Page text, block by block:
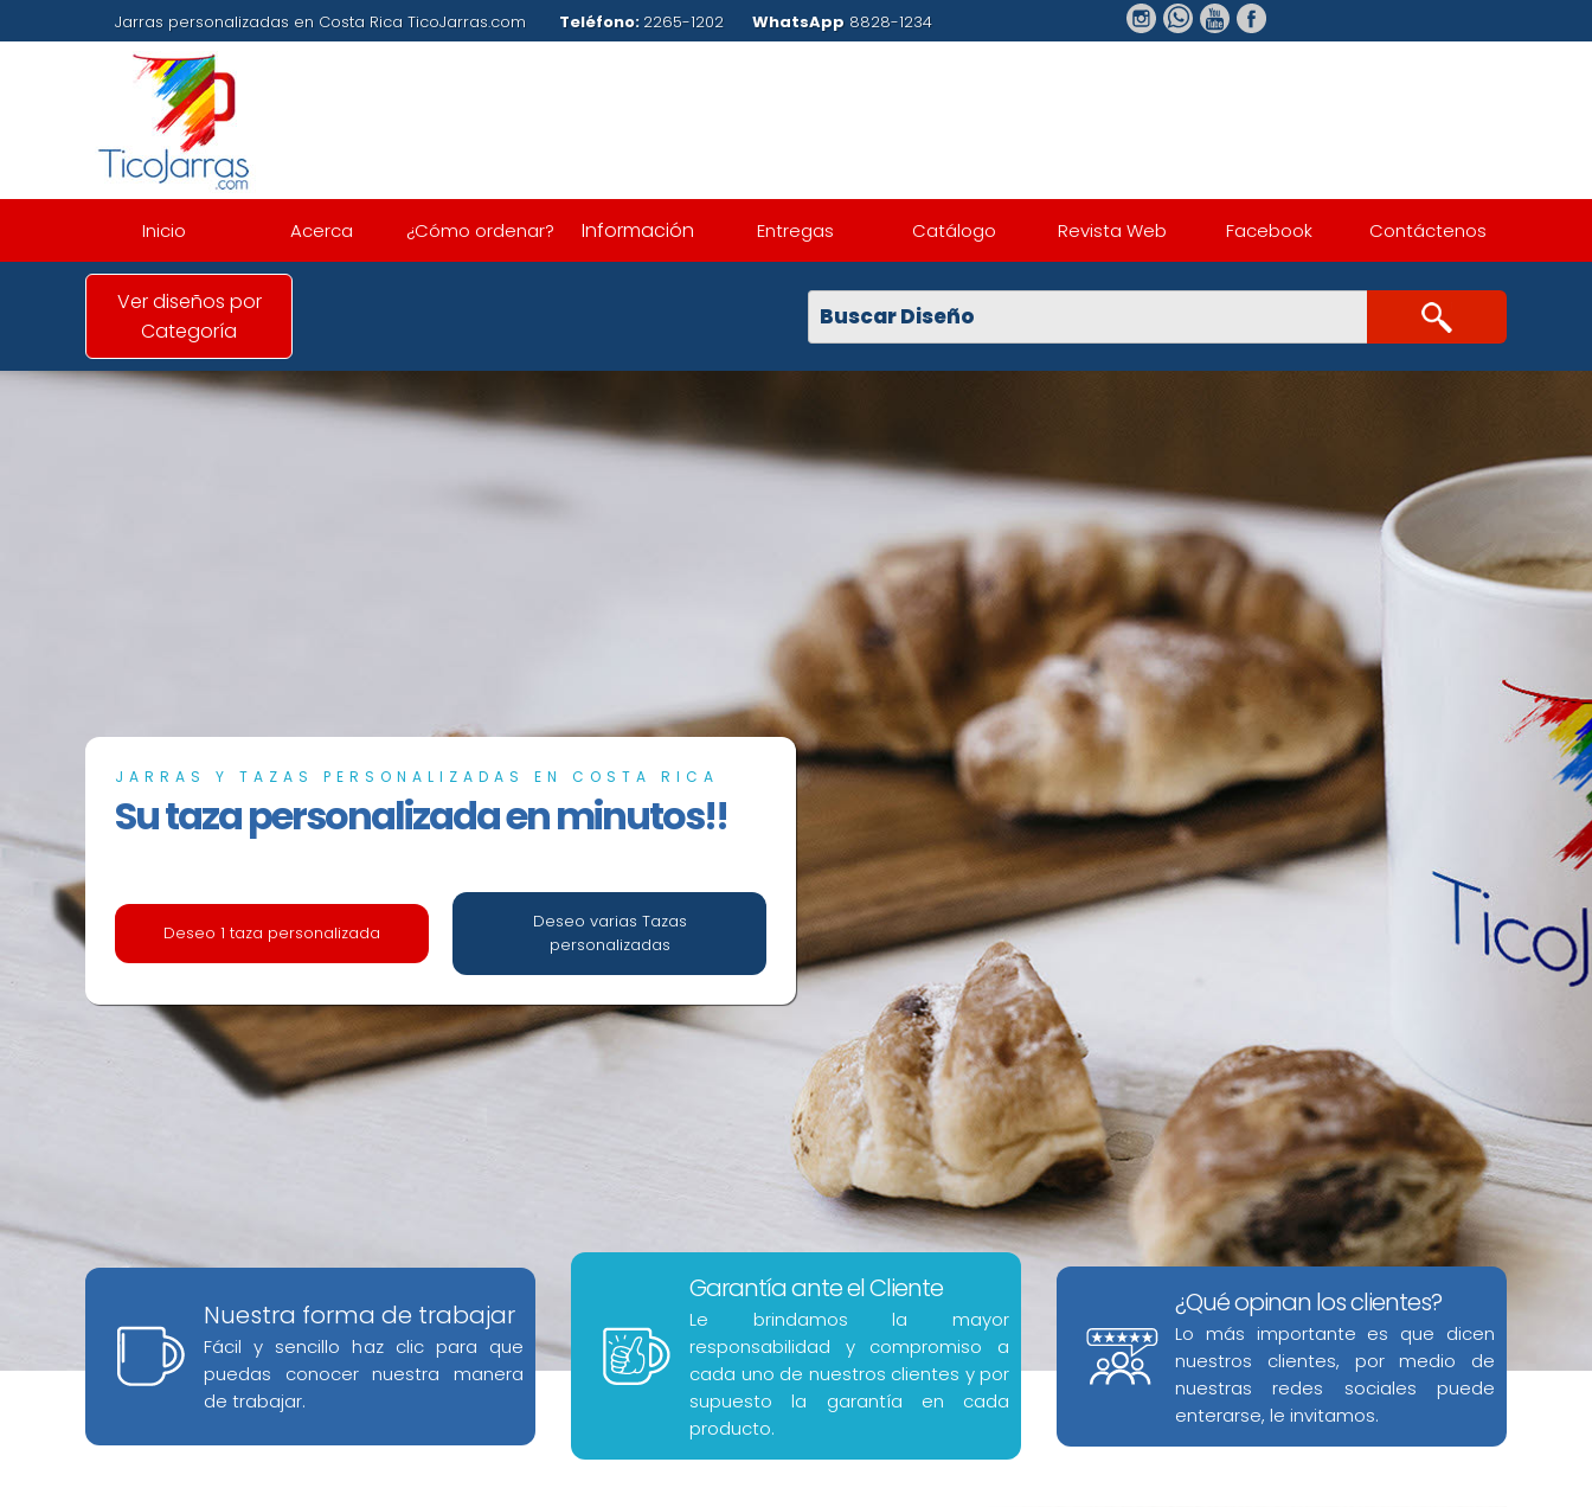
Jarras personalizadas en Costa Rica TicoJarras.com Teléfono: 2265-1202 WhatsApp 8828-1234
Inicio Acerca ¿Cómo ordenar? Información Entregas Catálogo Revista Web Facebook Contáctenos
Ver diseños por
Categoría
JARRAS Y TAZAS PERSONALIZADAS EN COSTA RICA
Su taza personalizada en minutos!!
Deseo 1 taza personalizada
Deseo varias Tazas
personalizadas
Nuestra forma de trabajar
Fácil y sencillo haz clic para que
puedas conocer nuestra manera
de trabajar.
Garantía ante el Cliente
Le brindamos la mayor
responsabilidad y compromiso a
cada uno de nuestros clientes y por
supuesto la garantía en cada
producto.
¿Qué opinan los clientes?
Lo más importante es que dicen
nuestros clientes, por medio de
nuestras redes sociales puede
enterarse, le invitamos.